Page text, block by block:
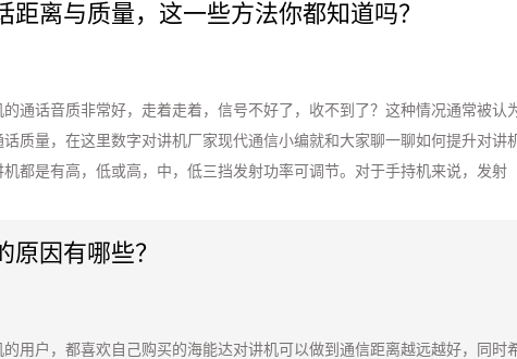
距离与质量，这一些方法你都知道吗？
通话音质非常好，走着走着，信号不好了，收不到了？这种情况通常被认
话质量，在这里数字对讲机厂家现代通信小编就和大家聊一聊如何提升对讲
都是有高，低或高，中，低三挡发射功率可调节。对于手持机来说，发射
因有哪些？
用户，都喜欢自己购买的海能达对讲机可以做到通信距离越远越好，同时